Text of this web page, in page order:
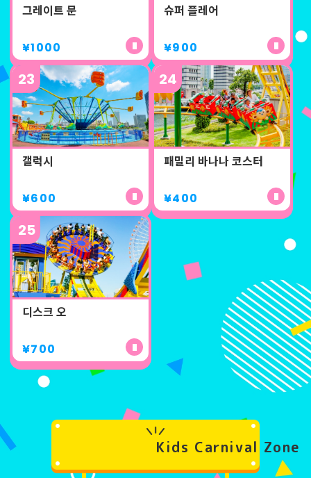
그레이트 문
¥1000
슈퍼 플레어
¥900
갤럭시
¥600
23
패밀리 바나나 코스터
¥400
24
디스크 오
¥700
25
Kids Carnival Zone